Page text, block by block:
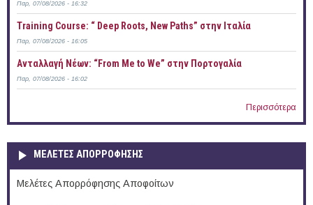
Παρ, 07/08/2026 - 16:32
Training Course: “ Deep Roots, New Paths” στην Ιταλία
Παρ, 07/08/2026 - 16:05
Ανταλλαγή Νέων: “From Me to We” στην Πορτογαλία
Παρ, 07/08/2026 - 16:02
Περισσότερα
ΜΕΛΕΤΕΣ ΑΠΟΡΡΟΦΗΣΗΣ
Μελέτες Απορρόφησης Αποφοίτων